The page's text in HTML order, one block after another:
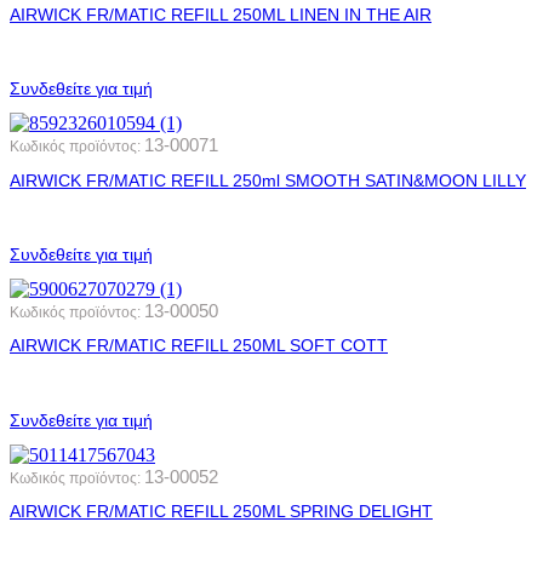
AIRWICK FR/MATIC REFILL 250ML LINEN IN THE AIR
Συνδεθείτε για τιμή
Κωδικός προϊόντος: 13-00071
AIRWICK FR/MATIC REFILL 250ml SMOOTH SATIN&MOON LILLY
Συνδεθείτε για τιμή
Κωδικός προϊόντος: 13-00050
AIRWICK FR/MATIC REFILL 250ML SOFT COTT
Συνδεθείτε για τιμή
Κωδικός προϊόντος: 13-00052
AIRWICK FR/MATIC REFILL 250ML SPRING DELIGHT